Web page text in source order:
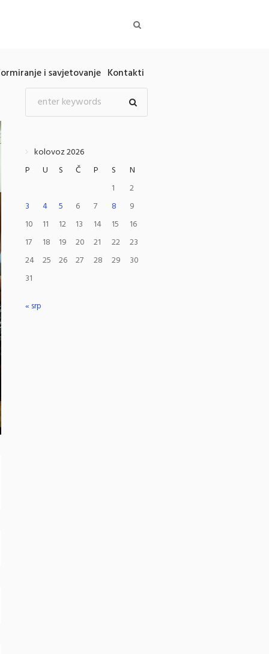
i savjetovanje Kontakti
kolovoz 2026
P
U S Č P S
N
1
2
3
4 5 6 7 8
9
10
11 12 13 14 15
16
17
18 19 20 21 22
23
24
25 26 27 28 29
30
31
« srp